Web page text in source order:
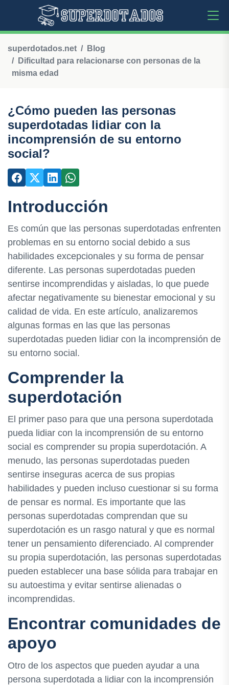
superdotados.net
Blog
Dificultad para relacionarse con personas de la
misma edad
¿Cómo pueden las personas
superdotadas lidiar con la
incomprensión de su entorno
social?
Introducción
Es común que las personas superdotadas enfrenten
problemas en su entorno social debido a sus
habilidades excepcionales y su forma de pensar
diferente. Las personas superdotadas pueden
sentirse incomprendidas y aisladas, lo que puede
afectar negativamente su bienestar emocional y su
calidad de vida. En este artículo, analizaremos
algunas formas en las que las personas
superdotadas pueden lidiar con la incomprensión de
su entorno social.
Comprender la
superdotación
El primer paso para que una persona superdotada
pueda lidiar con la incomprensión de su entorno
social es comprender su propia superdotación. A
menudo, las personas superdotadas pueden
sentirse inseguras acerca de sus propias
habilidades y pueden incluso cuestionar si su forma
de pensar es normal. Es importante que las
personas superdotadas comprendan que su
superdotación es un rasgo natural y que es normal
tener un pensamiento diferenciado. Al comprender
su propia superdotación, las personas superdotadas
pueden establecer una base sólida para trabajar en
su autoestima y evitar sentirse alienadas o
incomprendidas.
Encontrar comunidades de
apoyo
Otro de los aspectos que pueden ayudar a una
persona superdotada a lidiar con la incomprensión